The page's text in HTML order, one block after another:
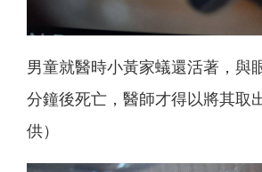
男童就醫時小黃家蟻還活著，與
分鐘後死亡，醫師才得以將其取
供）